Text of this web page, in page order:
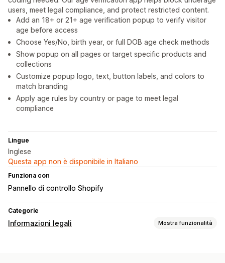
users, meet legal compliance, and protect restricted content.
Add an 18+ or 21+ age verification popup to verify visitor
age before access
Choose Yes/No, birth year, or full DOB age check methods
Show popup on all pages or target specific products and
collections
Customize popup logo, text, button labels, and colors to
match branding
Apply age rules by country or page to meet legal
compliance
Lingue
Inglese
Questa app non è disponibile in Italiano
Funziona con
Pannello di controllo Shopify
Categorie
Informazioni legali Mostra funzionalità